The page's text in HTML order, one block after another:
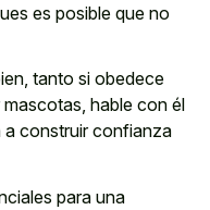
es posible que no
tanto si obedece
hable con él
construir confianza
para una